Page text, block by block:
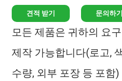
견적 받기 문의하기
모든 제품은 귀하의 요
제작 가능합니다(로고,
수량, 외부 포장 등 포함)